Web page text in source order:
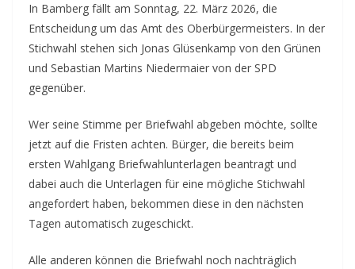
In Bamberg fällt am Sonntag, 22. März 2026, die
Entscheidung um das Amt des Oberbürgermeisters. In der
Stichwahl stehen sich Jonas Glüsenkamp von den Grünen
und Sebastian Martins Niedermaier von der SPD
gegenüber.
Wer seine Stimme per Briefwahl abgeben möchte, sollte
jetzt auf die Fristen achten. Bürger, die bereits beim
ersten Wahlgang Briefwahlunterlagen beantragt und
dabei auch die Unterlagen für eine mögliche Stichwahl
angefordert haben, bekommen diese in den nächsten
Tagen automatisch zugeschickt.
Alle anderen können die Briefwahl noch nachträglich